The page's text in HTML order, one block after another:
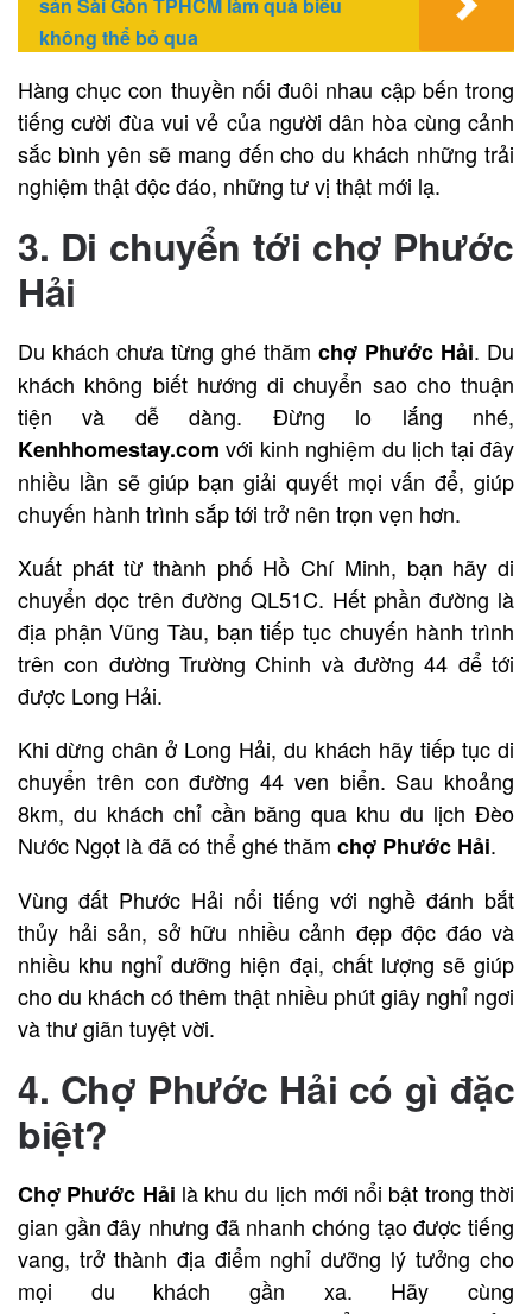
sản Sài Gòn TPHCM làm quà biếu
không thể bỏ qua
Hàng chục con thuyền nối đuôi nhau cập bến trong
tiếng cười đùa vui vẻ của người dân hòa cùng cảnh
sắc bình yên sẽ mang đến cho du khách những trải
nghiệm thật độc đáo, những tư vị thật mới lạ.
3. Di chuyển tới chợ Phước
Hải
Du khách chưa từng ghé thăm chợ Phước Hải. Du
khách không biết hướng di chuyển sao cho thuận
tiện và dễ dàng. Đừng lo lắng nhé,
Kenhhomestay.com với kinh nghiệm du lịch tại đây
nhiều lần sẽ giúp bạn giải quyết mọi vấn để, giúp
chuyến hành trình sắp tới trở nên trọn vẹn hơn.
Xuất phát từ thành phố Hồ Chí Minh, bạn hãy di
chuyển dọc trên đường QL51C. Hết phần đường là
địa phận Vũng Tàu, bạn tiếp tục chuyến hành trình
trên con đường Trường Chinh và đường 44 để tới
được Long Hải.
Khi dừng chân ở Long Hải, du khách hãy tiếp tục di
chuyển trên con đường 44 ven biển. Sau khoảng
8km, du khách chỉ cần băng qua khu du lịch Đèo
Nước Ngọt là đã có thể ghé thăm chợ Phước Hải.
Vùng đất Phước Hải nổi tiếng với nghề đánh bắt
thủy hải sản, sở hữu nhiều cảnh đẹp độc đáo và
nhiều khu nghỉ dưỡng hiện đại, chất lượng sẽ giúp
cho du khách có thêm thật nhiều phút giây nghỉ ngơi
và thư giãn tuyệt vời.
4. Chợ Phước Hải có gì đặc
biệt?
Chợ Phước Hải là khu du lịch mới nổi bật trong thời
gian gần đây nhưng đã nhanh chóng tạo được tiếng
vang, trở thành địa điểm nghỉ dưỡng lý tưởng cho
mọi du khách gần xa. Hãy cùng